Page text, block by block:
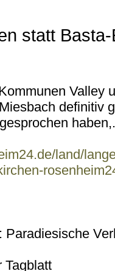
statt
Valley
definitiv
land/
Paradiesische
Tagblatt